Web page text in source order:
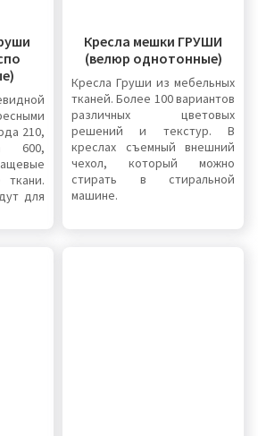
210,
600,
ткани.
для
Кресла мешки ГРУШИ
(велюр однотонные)
Кресла Груши из мебельных
тканей. Более 100 вариантов
различных цветовых
решений и текстур. В
креслах съемный внешний
чехол, который можно
стирать в стиральной
машине.